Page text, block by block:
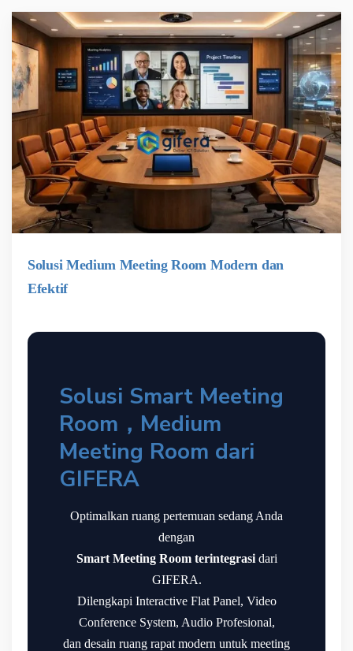
Solusi Medium Meeting Room Modern dan
Efektif
Solusi Smart Meeting
Room，Medium
Meeting Room dari
GIFERA
Optimalkan ruang pertemuan sedang Anda
dengan
Smart Meeting Room terintegrasidari
GIFERA.
Dilengkapi Interactive Flat Panel, Video
Conference System, Audio Profesional,
dan desain ruang rapat modern untuk meeting